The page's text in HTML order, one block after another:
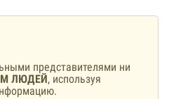
представителями ни
ЛЮДЕЙ, используя